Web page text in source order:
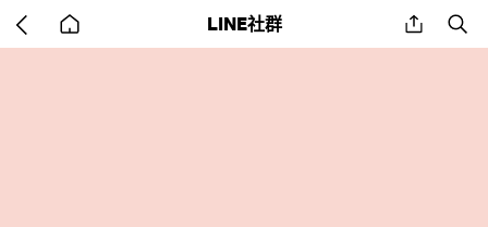
back
to
LINE社群 share